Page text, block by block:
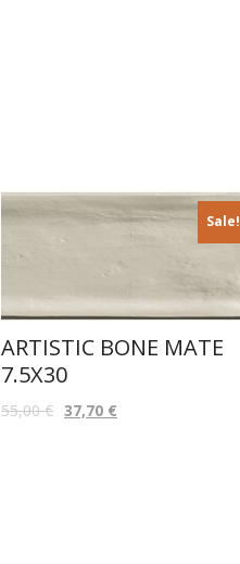
Sale!
ARTISTIC BONE MATE
7.5X30
55,00€ 37,70 €